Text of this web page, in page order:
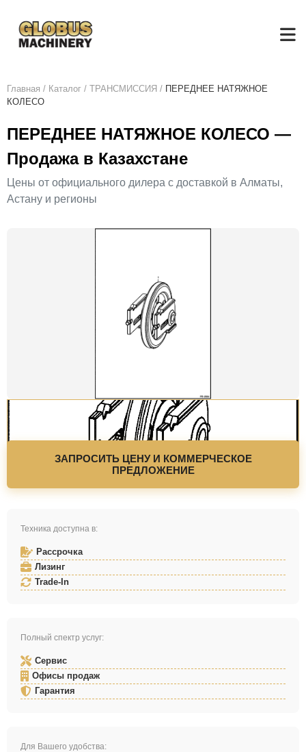
Главная / Каталог / ТРАНСМИССИЯ / ПЕРЕДНЕЕ НАТЯЖНОЕ
КОЛЕСО
ПЕРЕДНЕЕ НАТЯЖНОЕ КОЛЕСО —
Продажа в Казахстане
Цены от официального дилера с доставкой в Алматы,
Астану и регионы
ЗАПРОСИТЬ ЦЕНУ И КОММЕРЧЕСКОЕ
ПРЕДЛОЖЕНИЕ
Техника доступна в:
Рассрочка
Лизинг
Trade-In
Полный спектр услуг:
Сервис
Офисы продаж
Гарантия
Для Вашего удобства: